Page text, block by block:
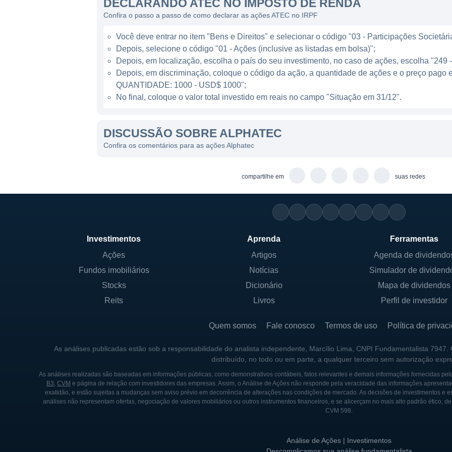
configuráveis para otimização de processos produtivos.
outros países, permitindo uma troca de conhecimento e tecnologia que fortalece seu
global. A presença internacional da companhia possibilita que ela acompanhe
tecnológicas em diferentes localidades, integrando essas informações em seus
LINHAS DE NEGÓCIOS
setor de saúde, a Alphatec oferece soluções que vão desde equipamentos médicos
gestão hospitalar, ajudando instituições a operarem com maior eficiência. Na
manter a competitividade em um mercado que evolui rapidamente.
As linhas de produtos da Alphatec são constantemente atualizadas, acompanhando
as mudanças nas necessidades do mercado. A pesquisa e o desenvolvimento são
companhia, permitindo-lhe não apenas implementar novas soluções, mas também
existentes às exigências e regulamentações que surgem com o tempo.
CONTROLADORES E PRINCIPAIS SÓCIOS
A Alphatec é controlada por um grupo de investidores e acionistas que compartilham
inovação da empresa. Embora não haja um acionista único que domine o controle,
da companhia. A transparência e a boa governança são princípios que a Alphatec
O foco da empresa em práticas de gestão sólida também se reflete em sua relação
por parcerias estratégicas que reforcem sua atuação no mercado. Embora não haja
controle acionário, a empresa se compromete a seguir as normas e regulamentos
colaborando no desenvolvimento de padrões de qualidade e inovação.
A história da Alphatec remonta à sua fundação, quando um grupo de entusiastas da
DECLARANDO ATEC NO IMPOSTO DE RENDA
Confira o passo a passo de como declarar as ações ATEC no IRPF
Você deve entrar no item "Bens e Direitos" e selecionar o código "03 - Participações
Depois, selecione o código "01 - Ações (inclusive as listadas em bolsa)";
Depois, em localização, escolha o país do seu investimento, no caso de ações, escolha "249
Depois, em discriminação, coloque o código da ação, a quantidade de ações e o preço pago
QUANTIDADE: 1000 - USD$ 1000";
No final, coloque o valor total investido em reais no campo "Situação em 31/12".
DISCUSSÃO SOBRE ALPHATEC
Confira os comentários para as ações Alphatec
compartilhe em suas redes
Investimentos
Ações
Fundos imobiliários
Stocks
Reits
Aprenda
Artigos
Notícias
Dicionário
Livros
Ferramentas
Agenda de
Simulador de
Mapa de dividendos
Perfil de investidor
Quem somos Fale conosco Termos de uso Política de
As análises publicadas estão sob a responsabilidade do analista independente, Marcílio Lima, CNPI Fundamentalista
distribuído, no todo ou em parte, a qualquer terceiro sem autorização
As análises realizadas são baseadas em informações públicas, como demonstrativos contábeis, fatos relevantes e demais informações fornecidas
B3, CVM e página de relação com investidores das empresas. Assim, o Análise de Ações não responde pela veracidade das informações
exatidão, e estão sujeitas a mudanças sem aviso prévio em decorrência de alterações nas condições de mercado. As decisões de investimentos e
análises não representam ofertas, negociação de valores mobiliários ou outros instrumentos financeiros, e se alicerçam no mais alto padrão ético,
CVM 598.
Análise de Ações | Investimentos